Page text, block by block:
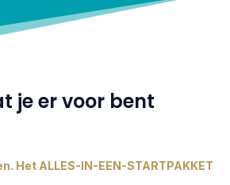
je er voor bent
Het ALLES-IN-EEN-STARTPAKKET